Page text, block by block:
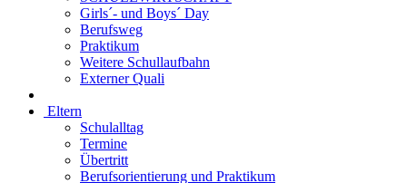
Girls´- und Boys´ Day
Berufsweg
Praktikum
Weitere Schullaufbahn
Externer Quali
Eltern
Schulalltag
Termine
Übertritt
Berufsorientierung und Praktikum